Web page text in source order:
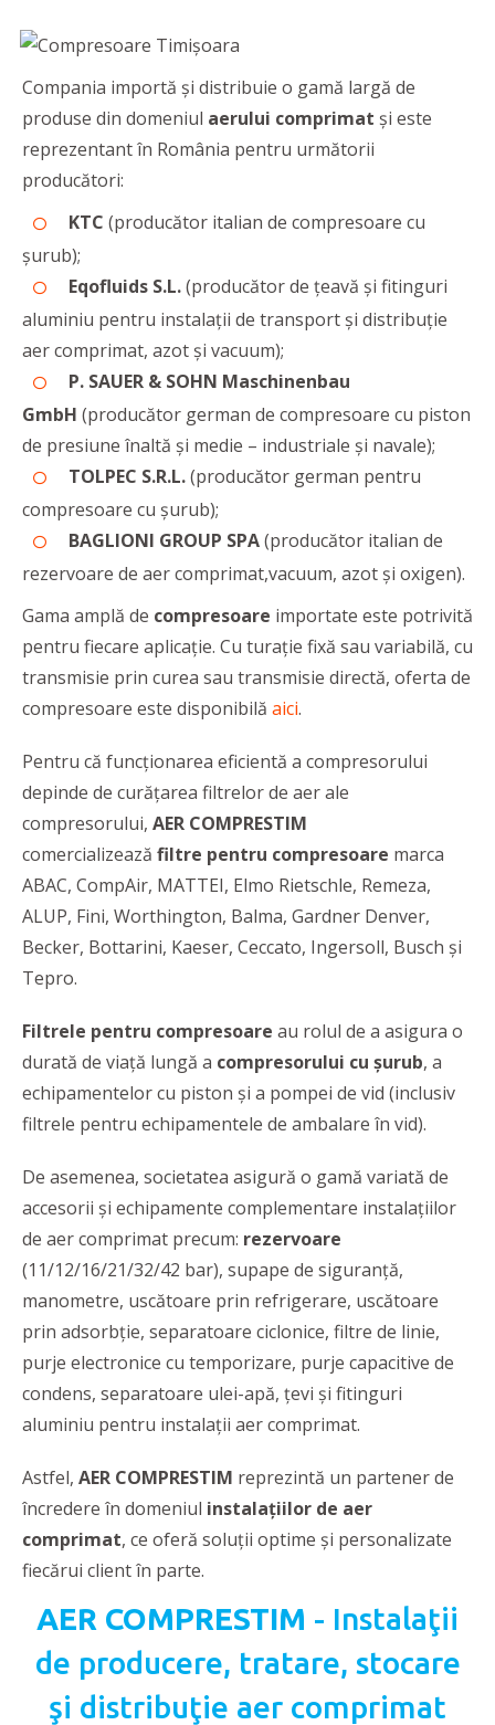
Compania importă și distribuie o gamă largă de
produse din domeniul aerului comprimat și este
reprezentant în România pentru următorii
producători:
KTC (producător italian de compresoare cu
șurub);
Eqofluids S.L.(producător de țeavă și fitinguri
aluminiu pentru instalații de transport și distribuție
aer comprimat, azot și vacuum);
P. SAUER & SOHN Maschinenbau
GmbH (producător german de compresoare cu piston
de presiune înaltă și medie – industriale și navale);
TOLPEC S.R.L.(producător german pentru
compresoare cu șurub);
BAGLIONI GROUP SPA(producător italian de
rezervoare de aer comprimat,vacuum, azot și oxigen).
Gama amplă de compresoare importate este potrivită
pentru fiecare aplicație. Cu turație fixă sau variabilă, cu
transmisie prin curea sau transmisie directă, oferta de
compresoare este disponibilă aici.
Pentru că funcționarea eficientă a compresorului
depinde de curățarea filtrelor de aer ale
compresorului, AER COMPRESTIM
comercializează filtre pentru compresoare marca
ABAC, CompAir, MATTEI, Elmo Rietschle, Remeza,
ALUP, Fini, Worthington, Balma, Gardner Denver,
Becker, Bottarini, Kaeser, Ceccato, Ingersoll, Busch și
Tepro.
Filtrele pentru compresoare au rolul de a asigura o
durată de viață lungă a compresorului cu șurub, a
echipamentelor cu piston și a pompei de vid (inclusiv
filtrele pentru echipamentele de ambalare în vid).
De asemenea, societatea asigură o gamă variată de
accesorii şi echipamente complementare instalaţiilor
de aer comprimat precum: rezervoare
(11/12/16/21/32/42 bar), supape de siguranță,
manometre, uscătoare prin refrigerare, uscătoare
prin adsorbție, separatoare ciclonice, filtre de linie,
purje electronice cu temporizare, purje capacitive de
condens, separatoare ulei-apă, țevi și fitinguri
aluminiu pentru instalații aer comprimat.
Astfel, AER COMPRESTIM reprezintă un partener de
încredere în domeniul instalaţiilor de aer
comprimat, ce oferă soluţii optime şi personalizate
fiecărui client în parte.
AER COMPRESTIM - Instalaţii
de producere, tratare, stocare
şi distribuţie aer comprimat